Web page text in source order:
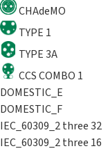
CHAdeMO
TYPE 1
TYPE 3A
CCS COMBO 1
DOMESTIC_E
DOMESTIC_F
IEC_60309_2 three 32
IEC_60309_2 three 16